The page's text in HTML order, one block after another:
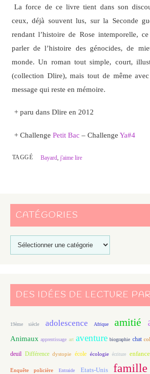
La force de ce livre tient dans son
ceux, déjà souvent lus, sur la Seconde
rendant l’histoire de Rose intemporelle,
parler de l’histoire des génocides, de
monde. Un roman tout simple, court,
(collection Dlire), mais tout de même
message qui reste en mémoire.
+ paru dans Dlire en 2012
+ Challenge Petit Bac – Challenge Ya#4
TAGGÉ Bayard,j'aime lire
CATÉGORIES
DES IDÉES DE LECTURE
19ème siècle adolescence Afrique amitié
Animaux apprentissage art aventure biographie chat
deuil Différence dystopie école écologie écriture enfance
Enquête policière Entraide Etats-Unis famille